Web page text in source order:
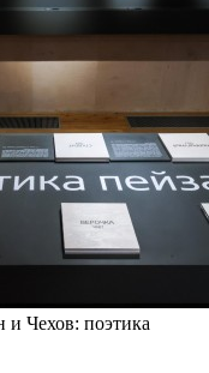
и Чехов: поэтика